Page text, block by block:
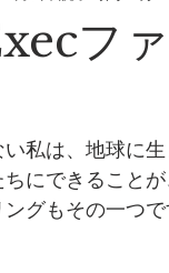
フ
私は、地球に
にできること
グもその一つで